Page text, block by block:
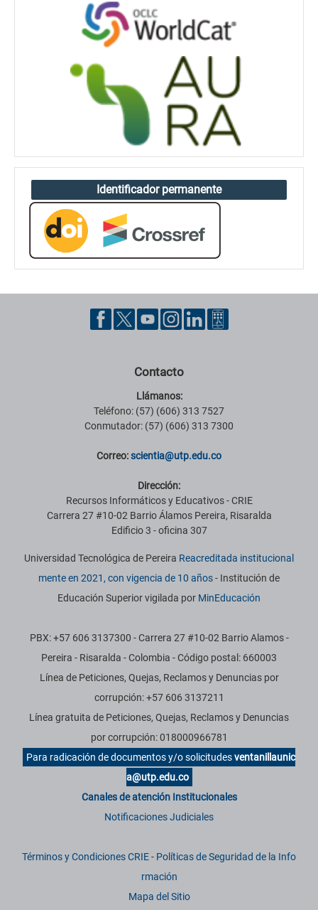
Identificador permanente
Contacto
Llámanos:
Teléfono: (57) (606) 313 7527
Conmutador: (57) (606) 313 7300
Correo:scientia@utp.edu.co
Dirección:
Recursos Informáticos y Educativos - CRIE
Carrera 27 #10-02 Barrio Álamos Pereira, Risaralda
Edificio 3 - oficina 307
Universidad Tecnológica de Pereira Reacreditada institucional
mente en 2021, con vigencia de 10 años- Institución de
Educación Superior vigilada por MinEducación
PBX: +57 606 3137300 - Carrera 27 #10-02 Barrio Alamos -
Pereira - Risaralda - Colombia - Código postal: 660003
Línea de Peticiones, Quejas, Reclamos y Denuncias por
corrupción: +57 606 3137211
Línea gratuita de Peticiones, Quejas, Reclamos y Denuncias
por corrupción: 018000966781
Para radicación de documentos y/o solicitudesventanillaunic
a@utp.edu.co
Canales de atención Institucionales
Notificaciones Judiciales
Términos y Condiciones CRIE- Políticas de Seguridad de la Info
rmación
Mapa del Sitio